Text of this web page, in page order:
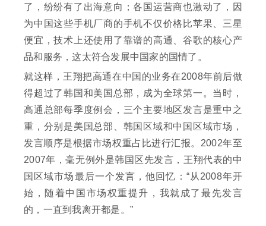
了，纷纷有了出海意向；各国运营商也激动了，因
为中国这些手机厂商的手机不仅价格比苹果、三星
便宜，技术上还使用了靠谱的高通、谷歌的核心产
品和服务，这太符合发展中国家的国情了。
就这样，王翔把高通在中国的业务在2008年前后做
得超过了韩国和美国总部，成为全球第一。当时，
高通总部每季度例会，三个主要地区发言是重中之
重，分别是美国总部、韩国区域和中国区域市场，
发言顺序是根据市场权重占比进行汇报。2002年至
2007年，毫无例外是韩国区先发言，王翔代表的中
国区域市场最后一个发言，他回忆：“从2008年开
始，随着中国市场权重提升，我就成了最先发言
的，一直到我离开都是。”